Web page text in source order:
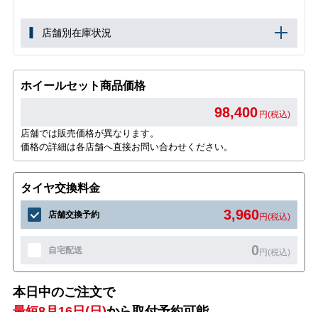
店舗別在庫状況
ホイールセット商品価格
98,400 円(税込)
店舗では販売価格が異なります。
価格の詳細は各店舗へ直接お問い合わせください。
タイヤ交換料金
店舗交換予約 3,960円(税込)
自宅配送 0円(税込)
本日中のご注文で